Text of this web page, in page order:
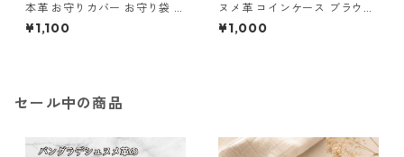
本革 お守りカバー お守り袋 日
本製 生成り ナチュラル サイズ
M l105 レザー お守りケース
¥1,100
ヌメ革 コインケース ブラウン
本革 小銭入れ l110 レザー ハ
ンドメイド ギフト
¥1,000
セール中の商品